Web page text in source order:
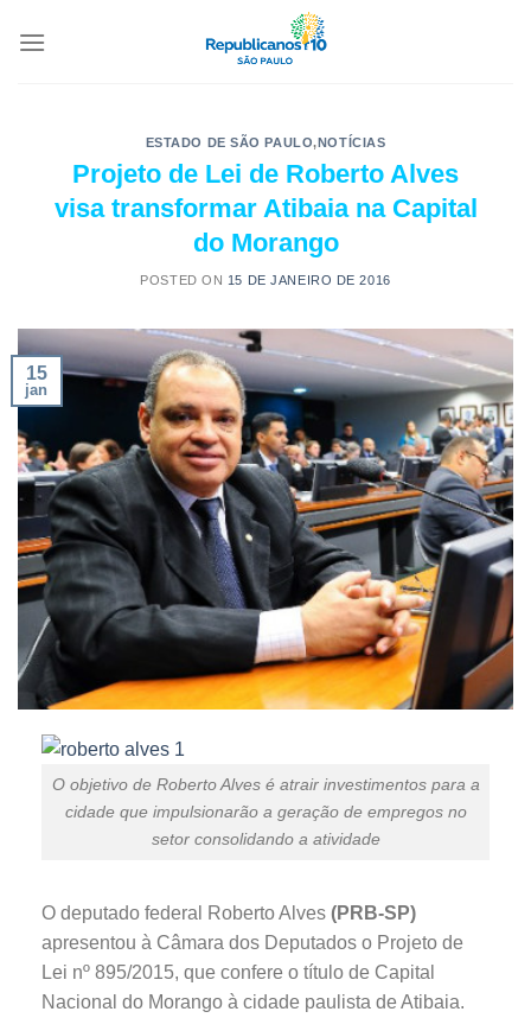
ESTADO DE SÃO PAULO,NOTÍCIAS
Projeto de Lei de Roberto Alves
visa transformar Atibaia na Capital
do Morango
POSTED ON 15 DE JANEIRO DE 2016
15
jan
O objetivo de Roberto Alves é atrair investimentos para a
cidade que impulsionarão a geração de empregos no
setor consolidando a atividade
O deputado federal Roberto Alves (PRB-SP)
apresentou à Câmara dos Deputados o Projeto de
Lei nº 895/2015, que confere o título de Capital
Nacional do Morango à cidade paulista de Atibaia.